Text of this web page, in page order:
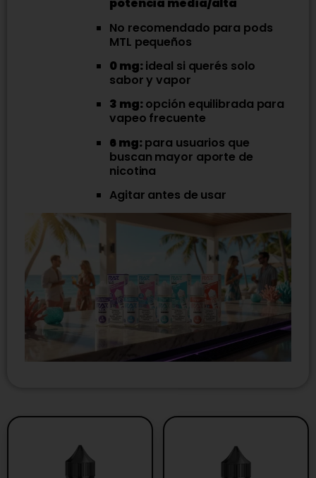
potencia media/alta
No recomendado para pods
MTL pequeños
0 mg:ideal si querés solo
sabor y vapor
3 mg:opción equilibrada para
vapeo frecuente
6 mg:para usuarios que
buscan mayor aporte de
nicotina
Agitar antes de usar